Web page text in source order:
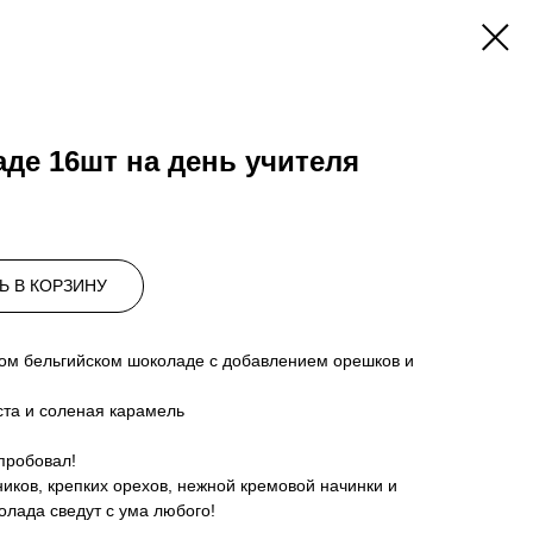
16шт на день учителя
В КОРЗИНУ
бельгийском шоколаде с добавлением орешков и
и соленая карамель
крепких орехов, нежной кремовой начинки и
сведут с ума любого!